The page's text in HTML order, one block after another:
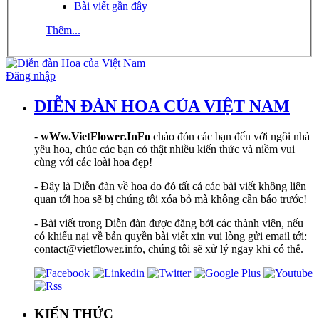
Bài viết gần đây
Thêm...
Đăng nhập
DIỄN ĐÀN HOA CỦA VIỆT NAM
- wWw.VietFlower.InFo chào đón các bạn đến với ngôi nhà
yêu hoa, chúc các bạn có thật nhiều kiến thức và niềm vui
cùng với các loài hoa đẹp!
- Đây là Diễn đàn về hoa do đó tất cả các bài viết không liên
quan tới hoa sẽ bị chúng tôi xóa bỏ mà không cần báo trước!
- Bài viết trong Diễn đàn được đăng bởi các thành viên, nếu
có khiếu nại về bản quyền bài viết xin vui lòng gửi email tới:
contact@vietflower.info, chúng tôi sẽ xử lý ngay khi có thể.
KIẾN THỨC